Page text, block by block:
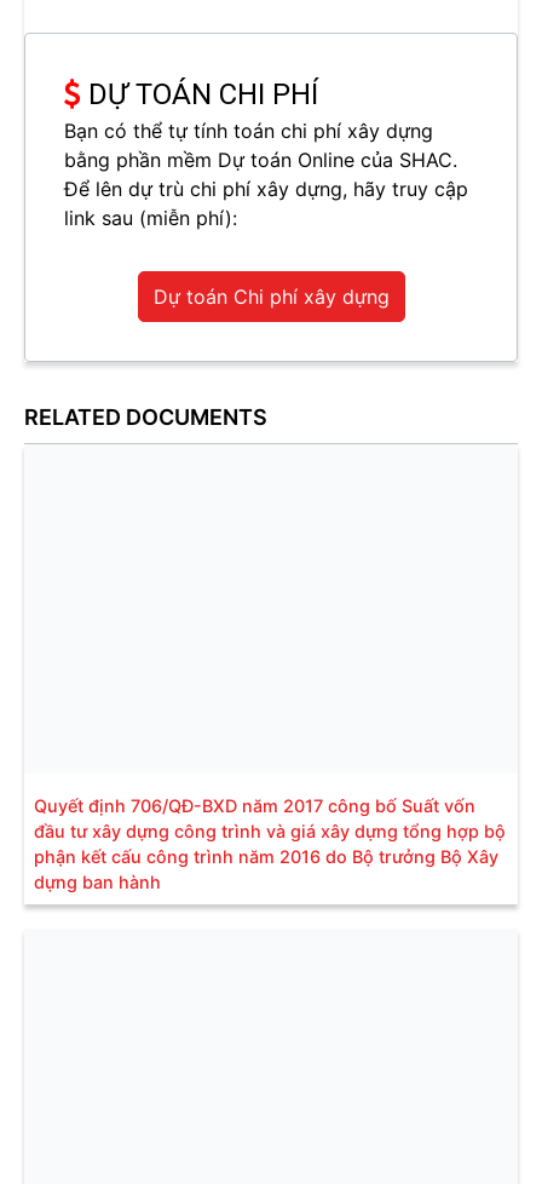
DỰ TOÁN CHI PHÍ
Bạn có thể tự tính toán chi phí xây dựng
bằng phần mềm Dự toán Online của SHAC.
Để lên dự trù chi phí xây dựng, hãy truy cập
link sau (miễn phí):
Dự toán Chi phí xây dựng
RELATED DOCUMENTS
Quyết định 706/QĐ-BXD năm 2017 công bố Suất vốn
đầu tư xây dựng công trình và giá xây dựng tổng hợp bộ
phận kết cấu công trình năm 2016 do Bộ trưởng Bộ Xây
dựng ban hành